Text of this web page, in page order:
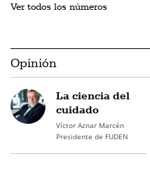
Ver todos los números
Opinión
La ciencia del
cuidado
Víctor Aznar Marcén
Presidente de FUDEN